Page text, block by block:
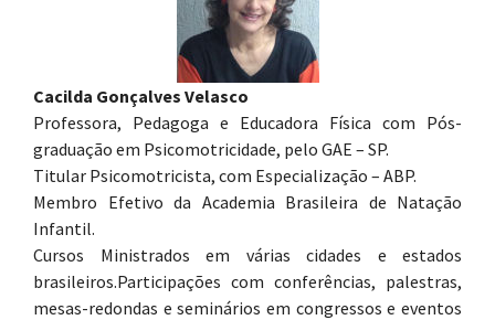
Cacilda Gonçalves Velasco
Professora, Pedagoga e Educadora Física com Pós-
graduação em Psicomotricidade, pelo GAE – SP.
Titular Psicomotricista, com Especialização – ABP.
Membro Efetivo da Academia Brasileira de Natação
Infantil.
Cursos Ministrados em várias cidades e estados
brasileiros.Participações com conferências, palestras,
mesas-redondas e seminários em congressos e eventos